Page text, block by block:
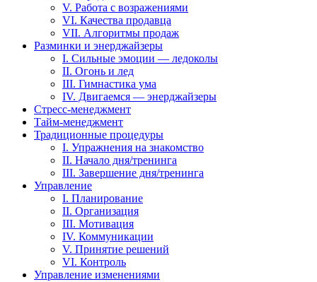
V. Работа с возражениями
VI. Качества продавца
VII. Алгоритмы продаж
Разминки и энерджайзеры
I. Сильные эмоции — ледоколы
II. Огонь и лед
III. Гимнастика ума
IV. Двигаемся — энерджайзеры
Стресс-менеджмент
Тайм-менеджмент
Традиционные процедуры
I. Упражнения на знакомство
II. Начало дня/тренинга
III. Завершение дня/тренинга
Управление
I. Планирование
II. Организация
III. Мотивация
IV. Коммуникации
V. Принятие решений
VI. Контроль
Управление изменениями